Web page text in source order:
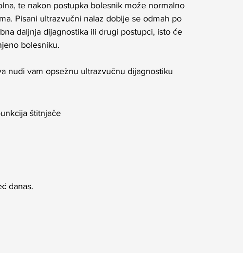
te nakon postupka bolesnik može normalno
Pisani ultrazvučni nalaz dobije se odmah po
daljnja dijagnostika ili drugi postupci, isto će
bolesniku.
nudi vam opsežnu ultrazvučnu dijagnostiku
štitnjače
danas.